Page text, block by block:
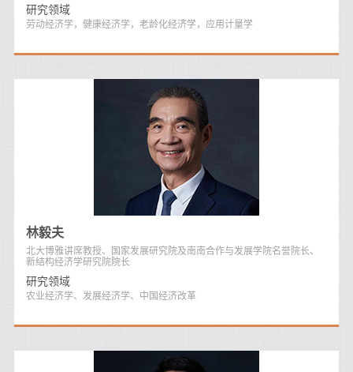
研究领域
劳动经济学，健康经济学，老龄化经济学，应用计量学
林毅夫
北大博雅讲席教授、国家发展研究院及南南合作与发展学院名誉院长、
新结构经济学研究院院长
研究领域
农业经济学、发展经济学、中国经济改革